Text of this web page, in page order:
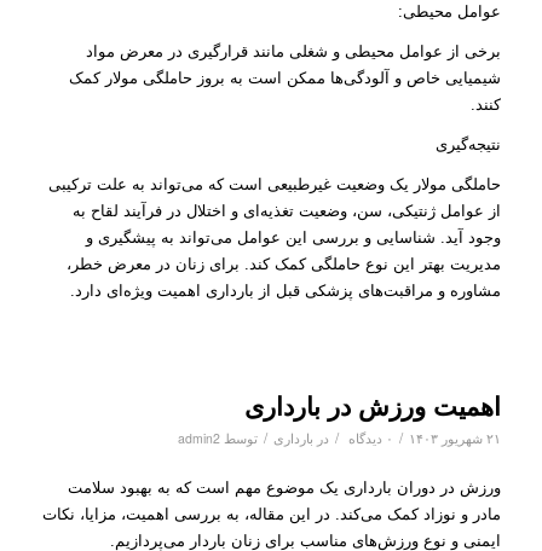
عوامل محیطی:
برخی از عوامل محیطی و شغلی مانند قرارگیری در معرض مواد
شیمیایی خاص و آلودگی‌ها ممکن است به بروز حاملگی مولار کمک
کنند.
نتیجه‌گیری
حاملگی مولار یک وضعیت غیرطبیعی است که می‌تواند به علت ترکیبی
از عوامل ژنتیکی، سن، وضعیت تغذیه‌ای و اختلال در فرآیند لقاح به
وجود آید. شناسایی و بررسی این عوامل می‌تواند به پیشگیری و
مدیریت بهتر این نوع حاملگی کمک کند. برای زنان در معرض خطر،
مشاوره و مراقبت‌های پزشکی قبل از بارداری اهمیت ویژه‌ای دارد.
اهمیت ورزش در بارداری
۲۱ شهریور ۱۴۰۳ / ۰ دیدگاه / در بارداری / توسط admin2
ورزش در دوران بارداری یک موضوع مهم است که به بهبود سلامت
مادر و نوزاد کمک می‌کند. در این مقاله، به بررسی اهمیت، مزایا، نکات
ایمنی و نوع ورزش‌های مناسب برای زنان باردار می‌پردازیم.